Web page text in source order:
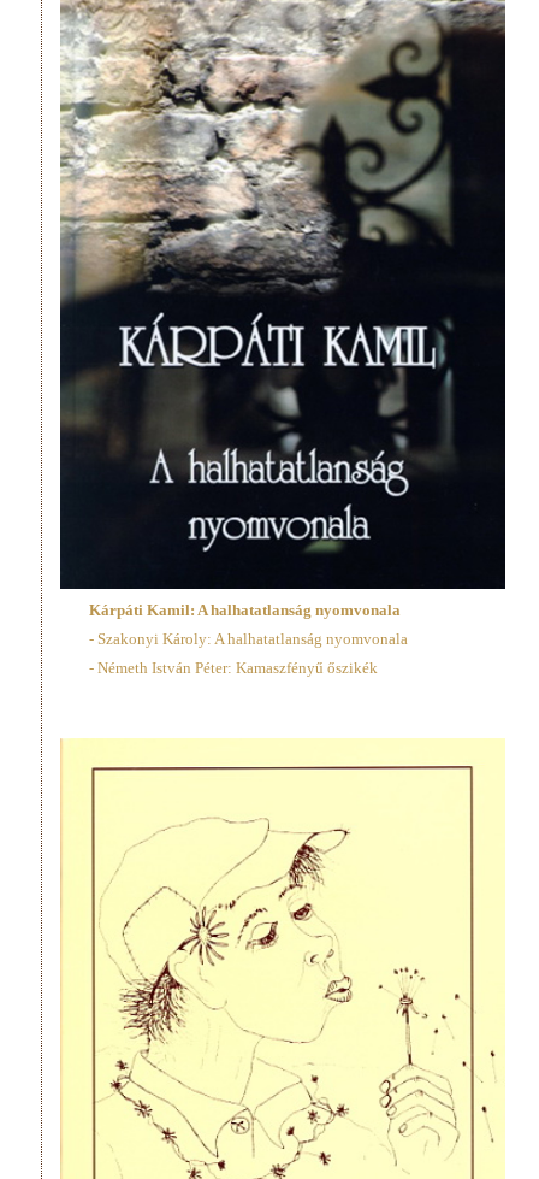
Kárpáti Kamil: A halhatatlanság nyomvonala
- Szakonyi Károly: A halhatatlanság nyomvonala
- Németh István Péter: Kamaszfényű őszikék